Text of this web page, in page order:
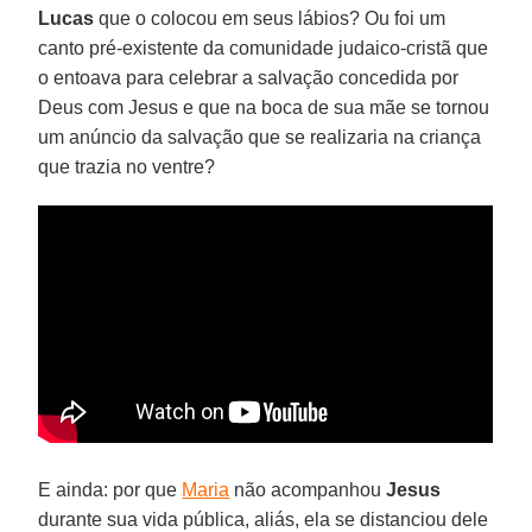
Lucas que o colocou em seus lábios? Ou foi um
canto pré-existente da comunidade judaico-cristã que
o entoava para celebrar a salvação concedida por
Deus com Jesus e que na boca de sua mãe se tornou
um anúncio da salvação que se realizaria na criança
que trazia no ventre?
E ainda: por que Maria não acompanhouJesus
durante sua vida pública, aliás, ela se distanciou dele